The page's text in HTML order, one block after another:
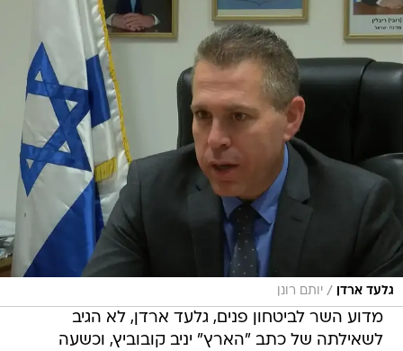
גלעד ארדן / יותם רונן
מדוע השר לביטחון פנים, גלעד ארדן, לא הגיב
לשאילתה של כתב "הארץ" יניב קובוביץ, וכשעה